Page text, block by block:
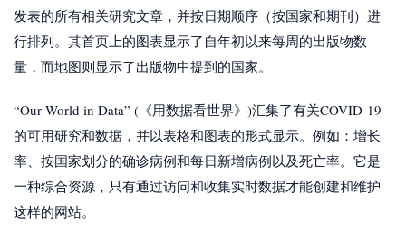
发表的所有相关研究文章，并按日期顺序（按国家和期刊）进
行排列。其首页上的图表显示了自年初以来每周的出版物数
量，而地图则显示了出版物中提到的国家。
“Our World in Data” (《用数据看世界》)汇集了有关COVID-19
的可用研究和数据，并以表格和图表的形式显示。例如：增长
率、按国家划分的确诊病例和每日新增病例以及死亡率。它是
一种综合资源，只有通过访问和收集实时数据才能创建和维护
这样的网站。